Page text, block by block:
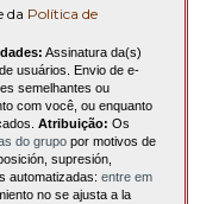
da Política de
Assinatura da(s)
usuários. Envio de e-
semelhantes ou
com você, ou enquanto
Atribuição: Os
do grupo por motivos de
supresión,
automatizadas: entre em
no se ajusta a la